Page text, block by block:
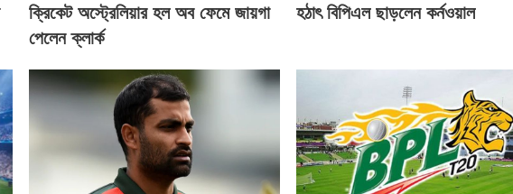
ক্রিকেট অস্ট্রেলিয়ার হল অব ফেমে জায়গা
পেলেন ক্লার্ক
হঠাৎ বিপিএল ছাড়লেন কর্নওয়াল